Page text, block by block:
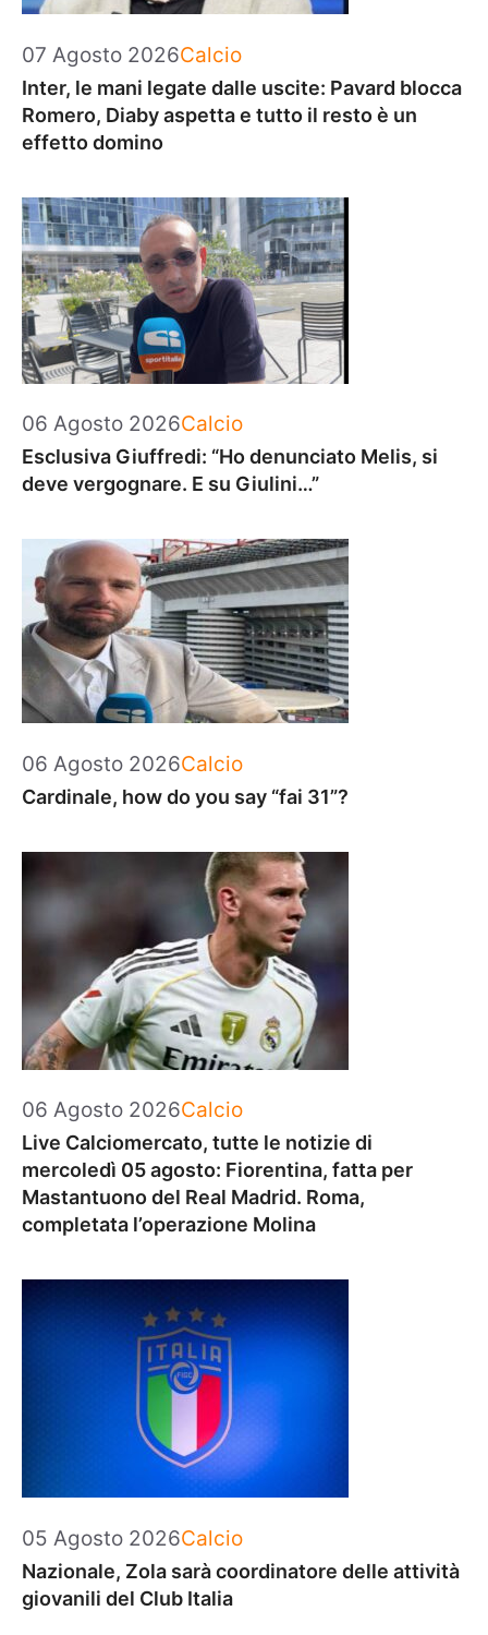
07 Agosto 2026Categorie
Calcio
Inter, le mani legate dalle uscite: Pavard blocca
Romero, Diaby aspetta e tutto il resto è un
effetto domino
06 Agosto 2026Categorie
Calcio
Esclusiva Giuffredi: “Ho denunciato Melis, si
deve vergognare. E su Giulini…”
06 Agosto 2026Categorie
Calcio
Cardinale, how do you say “fai 31”?
06 Agosto 2026Categorie
Calcio
Live Calciomercato, tutte le notizie di
mercoledì 05 agosto: Fiorentina, fatta per
Mastantuono del Real Madrid. Roma,
completata l’operazione Molina
05 Agosto 2026Categorie
Calcio
Nazionale, Zola sarà coordinatore delle attività
giovanili del Club Italia